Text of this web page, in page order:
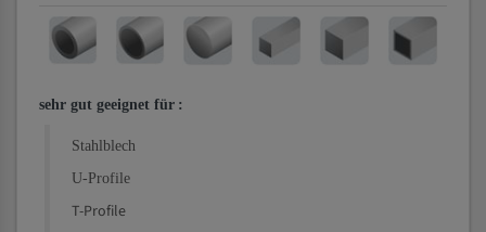
sehr gut geeignet für :
Stahlblech
U-Profile
T-Profile